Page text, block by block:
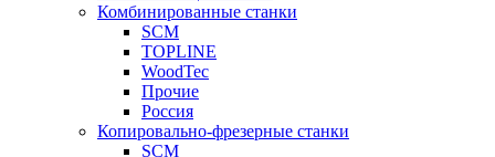
Комбинированные станки
SCM
TOPLINE
WoodTec
Прочие
Россия
Копировально-фрезерные станки
SCM